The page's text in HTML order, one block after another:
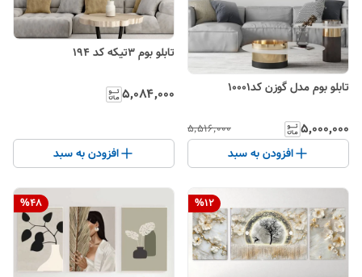
تابلو بوم مدل گوزن کد۱۰۰۰۱
۵٬۰۰۰٬۰۰۰ ۵٬۵۱۶٬۰۰۰
افزودن به سبد
تابلو بوم 3تیکه کد 194
۵٬۰۸۴٬۰۰۰
افزودن به سبد
%12
%48